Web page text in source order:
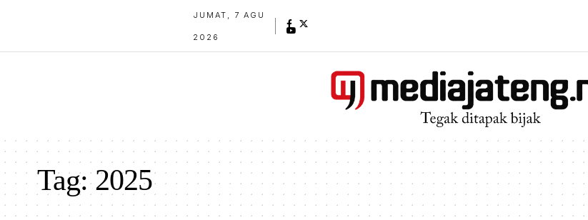
JUMAT, 7 AGU
2026
Tag:2025